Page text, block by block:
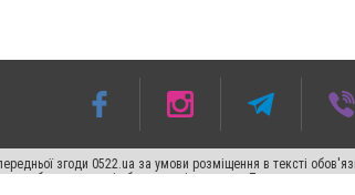
згоди 0522.ua за умови розміщення в тексті
абзацу в тексті або в якості джерела. Порушення